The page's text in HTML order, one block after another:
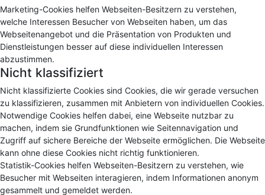
Marketing-Cookies helfen Webseiten-Besitzern zu verstehen,
welche Interessen Besucher von Webseiten haben, um das
Webseitenangebot und die Präsentation von Produkten und
Dienstleistungen besser auf diese individuellen Interessen
abzustimmen.
Nicht klassifiziert
Nicht klassifizierte Cookies sind Cookies, die wir gerade versuchen
zu klassifizieren, zusammen mit Anbietern von individuellen Cookies.
Notwendige Cookies helfen dabei, eine Webseite nutzbar zu
machen, indem sie Grundfunktionen wie Seitennavigation und
Zugriff auf sichere Bereiche der Webseite ermöglichen. Die Webseite
kann ohne diese Cookies nicht richtig funktionieren.
Statistik-Cookies helfen Webseiten-Besitzern zu verstehen, wie
Besucher mit Webseiten interagieren, indem Informationen anonym
gesammelt und gemeldet werden.